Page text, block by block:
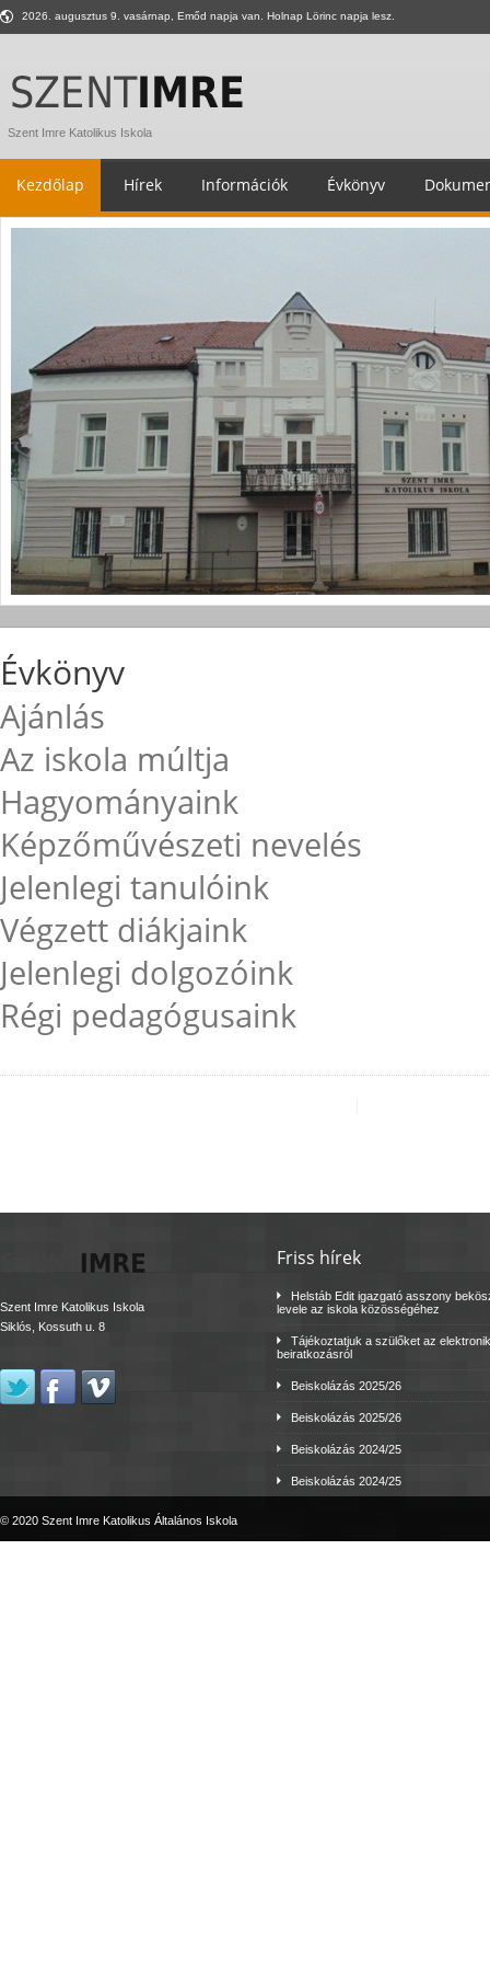
2026. augusztus 9. vasárnap, Emőd napja van. Holnap Lörinc napja lesz.
Szent Imre Katolikus Iskola
Kezdőlap Hírek Információk Évkönyv
Évkönyv
Ajánlás
Az iskola múltja
Hagyományaink
Képzőművészeti nevelés
Jelenlegi tanulóink
Végzett diákjaink
Jelenlegi dolgozóink
Régi pedagógusaink
Szent Imre Katolikus Iskola
Siklós, Kossuth u. 8
Friss hírek
Helstáb Edit igazgató asszony
levele az iskola közösségéhez
Tájékoztatjuk a szülőket az
beiratkozásról
Beiskolázás 2025/26
Beiskolázás 2025/26
Beiskolázás 2024/25
Beiskolázás 2024/25
© 2020 Szent Imre Katolikus Általános Iskola